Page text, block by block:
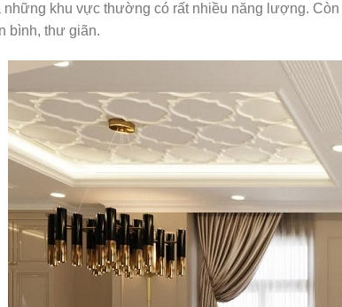
những khu vực thường có rất nhiều năng lượng.
bình, thư giãn.